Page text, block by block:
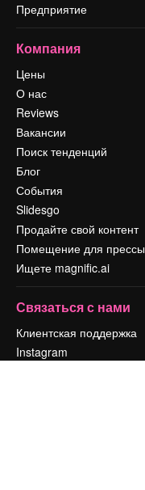
Предприятие
Компания
Цены
О нас
Reviews
Вакансии
Поиск тенденций
Блог
События
Slidesgo
Продайте свой контент
Помещение для прессы
Ищете magnific.ai
Связаться с нами
Клиентская поддержка
Instagram